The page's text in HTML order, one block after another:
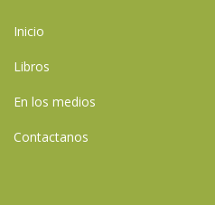
Inicio
Libros
En los medios
Contactanos